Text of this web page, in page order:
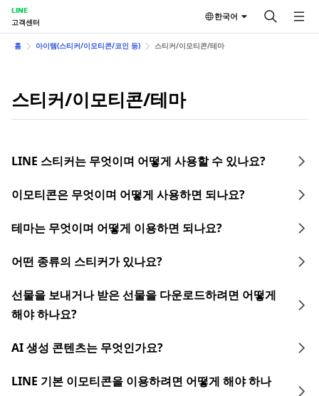
LINE
고객센터
한국어
홈 아이템(스티커/이모티콘/코인 등) 스티커/이모티콘/테마
스티커/이모티콘/테마
LINE 스티커는 무엇이며 어떻게 사용할 수 있나요?
이모티콘은 무엇이며 어떻게 사용하면 되나요?
테마는 무엇이며 어떻게 이용하면 되나요?
어떤 종류의 스티커가 있나요?
선물을 보내거나 받은 선물을 다운로드하려면 어떻게
해야 하나요?
AI 생성 콘텐츠는 무엇인가요?
LINE 기본 이모티콘을 이용하려면 어떻게 해야 하나